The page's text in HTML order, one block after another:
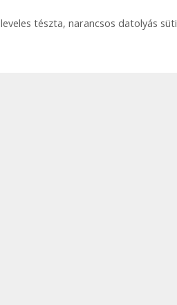
leveles tészta, narancsos datolyás süti